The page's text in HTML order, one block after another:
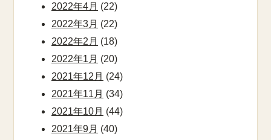
2022年4月 (22)
2022年3月 (22)
2022年2月 (18)
2022年1月 (20)
2021年12月 (24)
2021年11月 (34)
2021年10月 (44)
2021年9月 (40)